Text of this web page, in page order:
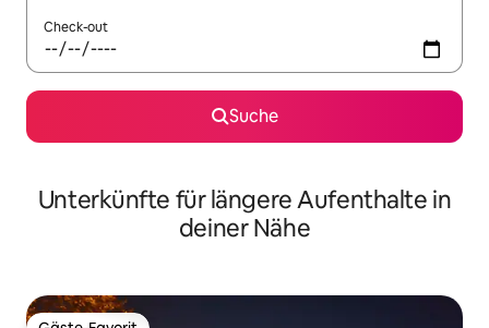
Check-out
Suche
Unterkünfte für längere Aufenthalte in
deiner Nähe